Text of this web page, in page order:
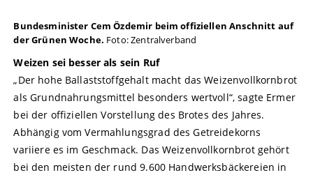
Bundesminister Cem Özdemir beim offiziellen Anschnitt auf
der Grünen Woche. Foto: Zentralverband
Weizen sei besser als sein Ruf
„Der hohe Ballaststoffgehalt macht das Weizenvollkornbrot
als Grundnahrungsmittel besonders wertvoll“, sagte Ermer
bei der offiziellen Vorstellung des Brotes des Jahres.
Abhängig vom Vermahlungsgrad des Getreidekorns
variiere es im Geschmack. Das Weizenvollkornbrot gehört
bei den meisten der rund 9.600 Handwerksbäckereien in